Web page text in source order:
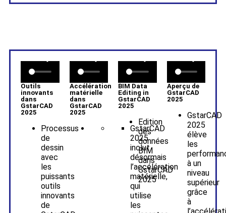
Outils
innovants
dans
GstarCAD
2025
Processus
de
dessin
avec
les
puissants
outils
innovants
de
Accélération
matérielle
dans
GstarCAD
2025
GstarCAD
2025
inclut
désormais
l’accélération
matérielle,
qui
utilise
les
BIM Data
Editing in
GstarCAD
2025
Edition
des
données
BIM
dans
GstarCAD
2025
Aperçu de
GstarCAD
2025
GstarCAD
2025
élève
les
à un
niveau
supérieur
grâce
à